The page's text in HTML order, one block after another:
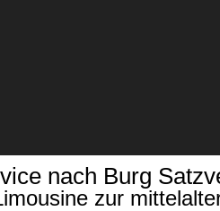
nach Burg
zur